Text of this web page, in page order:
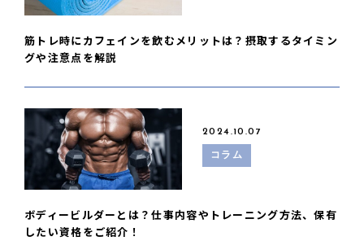
筋トレ時にカフェインを飲むメリットは？摂取するタイミン
グや注意点を解説
2024.10.07
コラム
ボディービルダーとは？仕事内容やトレーニング方法、保有
したい資格をご紹介！